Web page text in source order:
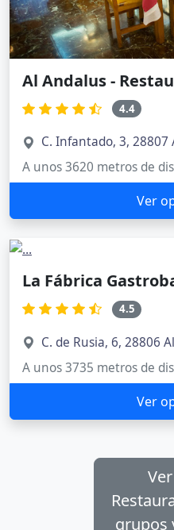
Al Andalus -
4.4
C. Infantado, 3, 28807
A unos 3620 metros de
Ver
La Fábrica
4.5
C. de Rusia, 6, 28806
A unos 3735 metros de
Ver
grupos